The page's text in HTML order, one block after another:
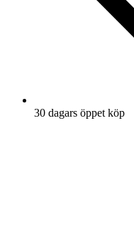
30 dagars öppet köp